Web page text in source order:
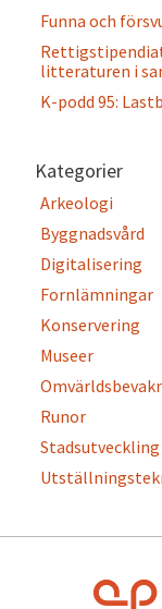
Funna och
litteraturen i
K-podd 95:
Kategorier
Arkeologi
Byggnadsvård
Digitalisering
Fornlämningar
Konservering
Museer
Runor
Stadsutveckling